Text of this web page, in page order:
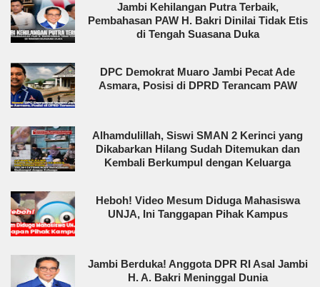
Jambi Kehilangan Putra Terbaik,
Pembahasan PAW H. Bakri Dinilai Tidak Etis
di Tengah Suasana Duka
DPC Demokrat Muaro Jambi Pecat Ade
Asmara, Posisi di DPRD Terancam PAW
Alhamdulillah, Siswi SMAN 2 Kerinci yang
Dikabarkan Hilang Sudah Ditemukan dan
Kembali Berkumpul dengan Keluarga
Heboh! Video Mesum Diduga Mahasiswa
UNJA, Ini Tanggapan Pihak Kampus
Jambi Berduka! Anggota DPR RI Asal Jambi
H. A. Bakri Meninggal Dunia